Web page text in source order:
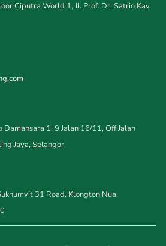
Ciputra World 1, Jl. Prof. Dr. Satrio Kav
1, 9 Jalan 16/11, Off Jalan
Jaya, Selangor
31 Road, Klongton Nua,